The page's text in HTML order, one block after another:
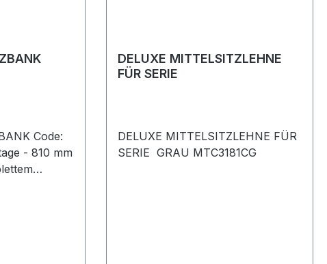
Code:
- 810 mm
DELUXE MITTELSITZLEHNE
FÜR SERIE
DELUXE MITTELSITZLEHNE FÜR
SERIE GRAU MTC3181CG